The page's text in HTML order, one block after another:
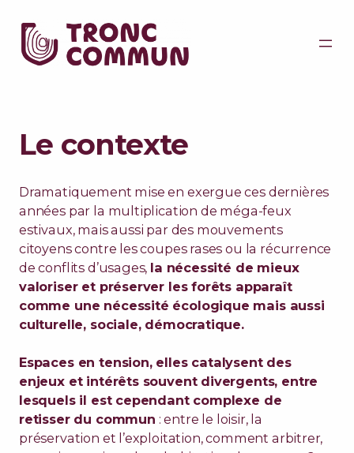
Le contexte
Dramatiquement mise en exergue ces dernières
années par la multiplication de méga-feux
estivaux, mais aussi par des mouvements
citoyens contre les coupes rases ou la récurrence
de conflits d’usages, la nécessité de mieux
valoriser et préserver les forêts apparaît
comme une nécessité écologique mais aussi
culturelle, sociale, démocratique.
Espaces en tension, elles catalysent des
enjeux et intérêts souvent divergents, entre
lesquels il est cependant complexe de
retisser du commun : entre le loisir, la
préservation et l’exploitation, comment arbitrer,